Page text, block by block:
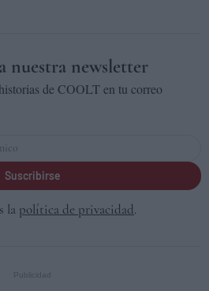
nuestra newsletter
de COOLT en tu correo
Suscribirse
la política de privacidad.